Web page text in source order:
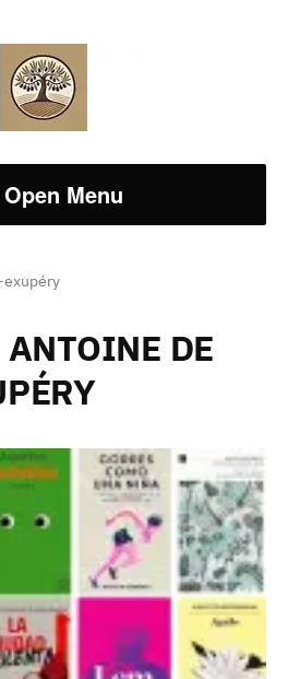
Open Menu
ANTOINE DE